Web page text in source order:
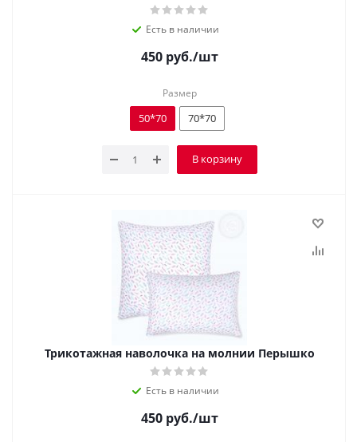
Есть в наличии
450руб./шт
Размер
50*70 70*70
В корзину
Трикотажная наволочка на молнии Перышко
Есть в наличии
450руб./шт